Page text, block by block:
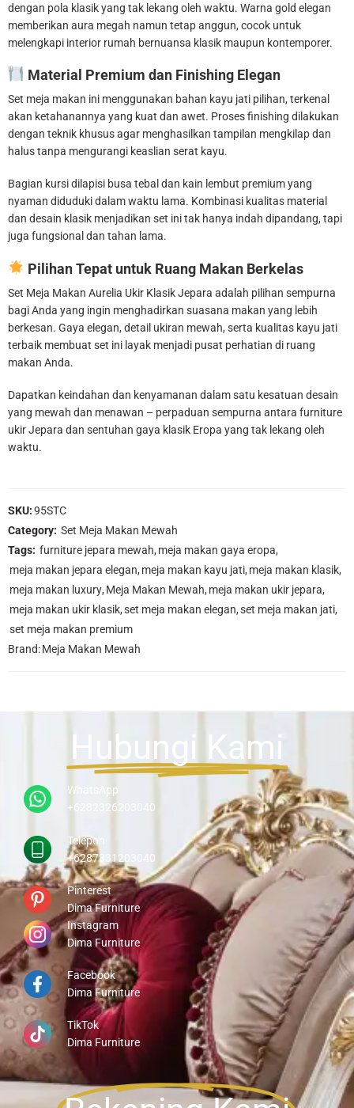
dengan pola klasik yang tak lekang oleh waktu. Warna gold elegan
memberikan aura megah namun tetap anggun, cocok untuk
melengkapi interior rumah bernuansa klasik maupun kontemporer.
Material Premium dan Finishing Elegan
Set meja makan ini menggunakan bahan kayu jati pilihan, terkenal
akan ketahanannya yang kuat dan awet. Proses finishing dilakukan
dengan teknik khusus agar menghasilkan tampilan mengkilap dan
halus tanpa mengurangi keaslian serat kayu.
Bagian kursi dilapisi busa tebal dan kain lembut premium yang
nyaman diduduki dalam waktu lama. Kombinasi kualitas material
dan desain klasik menjadikan set ini tak hanya indah dipandang, tapi
juga fungsional dan tahan lama.
Pilihan Tepat untuk Ruang Makan Berkelas
Set Meja Makan Aurelia Ukir Klasik Jepara adalah pilihan sempurna
bagi Anda yang ingin menghadirkan suasana makan yang lebih
berkesan. Gaya elegan, detail ukiran mewah, serta kualitas kayu jati
terbaik membuat set ini layak menjadi pusat perhatian di ruang
makan Anda.
Dapatkan keindahan dan kenyamanan dalam satu kesatuan desain
yang mewah dan menawan – perpaduan sempurna antara furniture
ukir Jepara dan sentuhan gaya klasik Eropa yang tak lekang oleh
waktu.
SKU:95STC
Category: Set Meja Makan Mewah
Tags: furniture jepara mewah, meja makan gaya eropa,
meja makan jepara elegan, meja makan kayu jati, meja makan klasik,
meja makan luxury, Meja Makan Mewah, meja makan ukir jepara,
meja makan ukir klasik,set meja makan elegan,set meja makan jati,
set meja makan premium
Brand:Meja Makan Mewah
Hubungi Kami
WhatsApp
+6282326203040
Telepon
+6287831203040
Pinterest
Dima Furniture
Instagram
Dima Furniture
Facebook
Dima Furniture
TikTok
Dima Furniture